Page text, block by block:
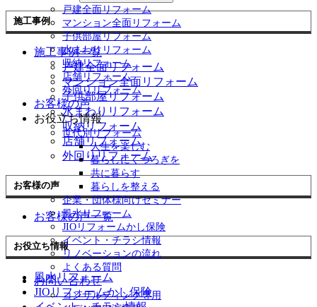
戸建全面リフォーム
マンション全面リフォーム
子供部屋リフォーム
水まわりリフォーム
収納リフォーム
店舗リフォーム
外回りリフォーム
お客様の声
お役立ち情報
世代別リフォーム
人生を楽しむ
暮らしにくつろぎを
共に暮らす
暮らしを整える
企業・団体様向けセミナー
風水リフォーム
JIOリフォームかし保険
イベント・チラシ情報
リノベーションの流れ
よくある質問
お問い合わせ
コンサルティング専用
施工事例
施工事例一覧
戸建全面リフォーム
マンション全面リフォーム
子供部屋リフォーム
水まわりリフォーム
収納リフォーム
店舗リフォーム
外回りリフォーム
お客様の声
お客様の声一覧
お役立ち情報
風水リフォーム
JIOリフォームかし保険